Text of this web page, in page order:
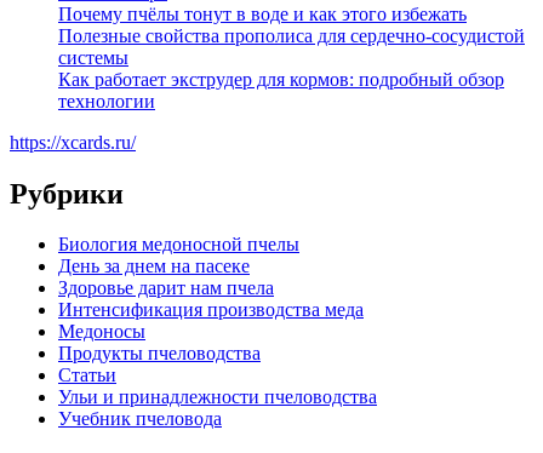
Почему пчёлы тонут в воде и как этого избежать
Полезные свойства прополиса для сердечно-сосудистой
системы
Как работает экструдер для кормов: подробный обзор
технологии
https://xcards.ru/
Рубрики
Биология медоносной пчелы
День за днем на пасеке
Здоровье дарит нам пчела
Интенсификация производства меда
Медоносы
Продукты пчеловодства
Статьи
Ульи и принадлежности пчеловодства
Учебник пчеловода